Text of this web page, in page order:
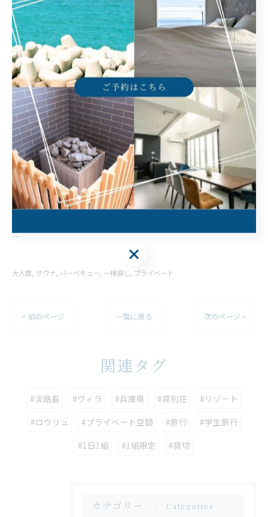
--
ヴィランス淡路島
住所 :兵庫県洲本市由良町由良7-1
電話番号 :​090-5764-1776
大人数で淡路島に宿泊できる場所
淡路島でサウナ付きの宿泊場所
淡路島でバーベキューに対応
淡路島で落ち着きやすい一棟貸し
淡路島でプライベートのひととき
--
大人数 サウナ バーベキュー 一棟貸し プライベート
< 前のページ 一覧に戻る 次のページ >
関連タグ
#淡路島 #ヴィラ #兵庫県 #貸別荘
#リゾート
#ロウリュ
#プライベート空間 #旅行
#学生旅行
#1日1組
#1組限定 #貸切
カテゴリー Categories